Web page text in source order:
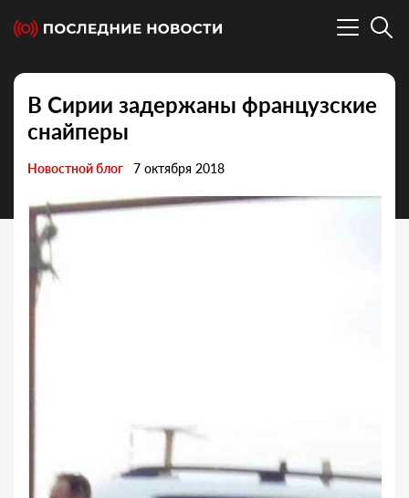
В Сирии задержаны французские
снайперы
Новостной блог 7 октября 2018